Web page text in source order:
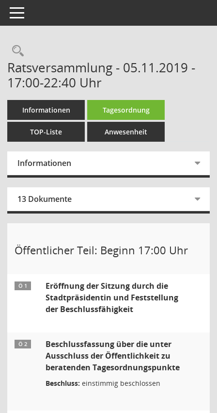
Toggle navigation
Rechercheauswahl
Ratsversammlung - 05.11.2019 -
17:00-22:40 Uhr
Informationen Tagesordnung
TOP-Liste Anwesenheit
Informationen
13 Dokumente
Öffentlicher Teil: Beginn 17:00 Uhr
Ö 1
Eröffnung der Sitzung durch die
Stadtpräsidentin und Feststellung
der Beschlussfähigkeit
Ö 2
Beschlussfassung über die unter
Ausschluss der Öffentlichkeit zu
beratenden Tagesordnungspunkte
Beschluss: einstimmig beschlossen